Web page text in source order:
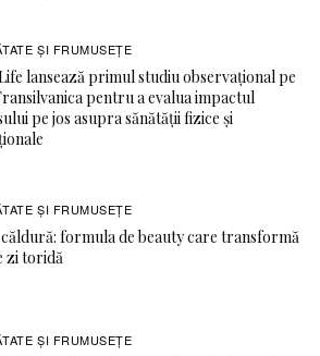
ŞI FRUMUSEȚE
lansează primul studiu observațional pe
pentru a evalua impactul
pe jos asupra sănătății fizice și
ŞI FRUMUSEȚE
căldură: formula de beauty care transformă
zi toridă
ŞI FRUMUSEȚE